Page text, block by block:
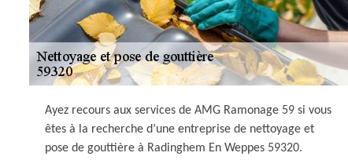
Ayez recours aux services de AMG Ramonage 59 si vous
êtes à la recherche d’une entreprise de nettoyage et
pose de gouttière à Radinghem En Weppes 59320.